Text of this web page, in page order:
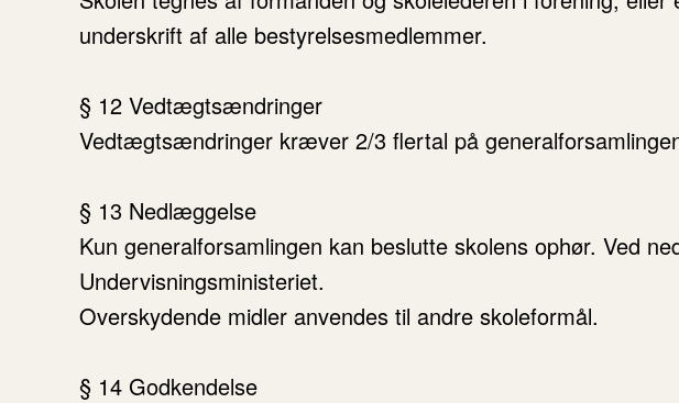
underskrift af alle bestyrelsesmedlemmer.
§ 12 Vedtægtsændringer
Vedtægtsændringer kræver 2/3 flertal på
§ 13 Nedlæggelse
Kun generalforsamlingen kan beslutte skolens ophør. Ved
Undervisningsministeriet.
Overskydende midler anvendes til andre skoleformål.
§ 14 Godkendelse